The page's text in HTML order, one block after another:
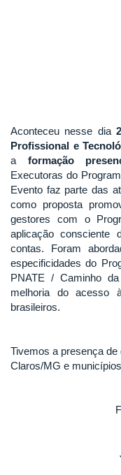
Aconteceu nesse dia
Profissional e
a formação
Executoras do
Evento faz parte das
como proposta
gestores com o
aplicação
contas. Foram
especificidades do
PNATE / Caminho
melhoria do acesso
brasileiros.
Tivemos a presença de
Claros/MG e